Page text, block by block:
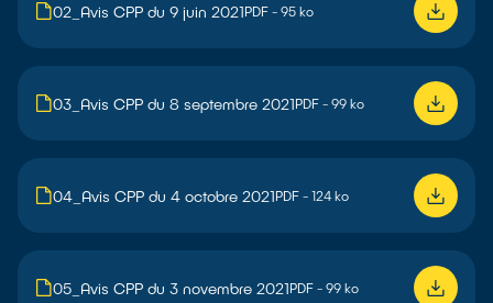
02_Avis CPP du 9 juin 2021PDF - 95 ko
03_Avis CPP du 8 septembre 2021PDF - 99 ko
04_Avis CPP du 4 octobre 2021PDF - 124 ko
05_Avis CPP du 3 novembre 2021PDF - 99 ko